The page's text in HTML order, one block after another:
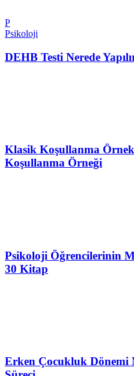
P
Psikoloji
DEHB Testi Nerede
Klasik Koşullanma
Koşullanma Örneği
Psikoloji Öğrencilerinin
30 Kitap
Erken Çocukluk Dönemi